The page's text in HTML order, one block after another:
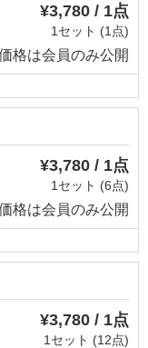
¥3,780 / 1点
1セット (1点)
格は会員のみ公開
¥3,780 / 1点
1セット (6点)
格は会員のみ公開
¥3,780 / 1点
1セット (12点)